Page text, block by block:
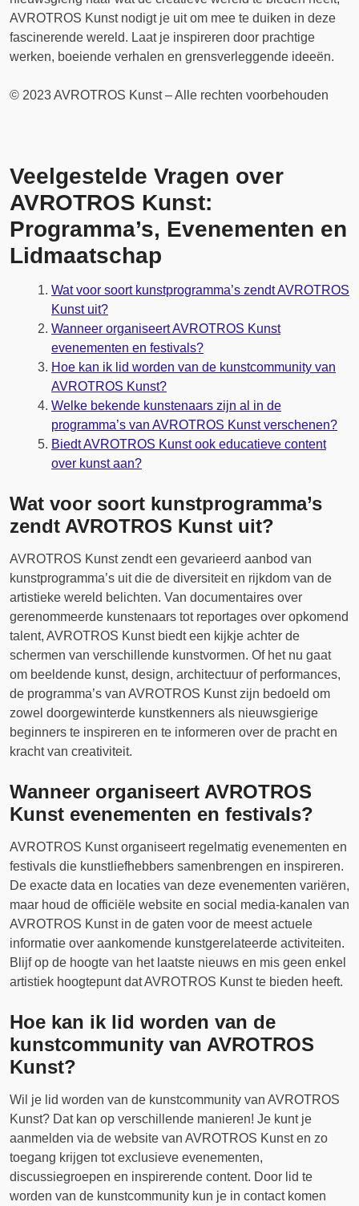
AVROTROS Kunst nodigt je uit om mee te duiken in deze
fascinerende wereld. Laat je inspireren door prachtige
werken, boeiende verhalen en grensverleggende ideeën.
© 2023 AVROTROS Kunst – Alle rechten voorbehouden
Veelgestelde Vragen over
AVROTROS Kunst:
Programma’s, Evenementen en
Lidmaatschap
Wat voor soort kunstprogramma’s zendt AVROTROS
Kunst uit?
Wanneer organiseert AVROTROS Kunst
evenementen en festivals?
Hoe kan ik lid worden van de kunstcommunity van
AVROTROS Kunst?
Welke bekende kunstenaars zijn al in de
programma’s van AVROTROS Kunst verschenen?
Biedt AVROTROS Kunst ook educatieve content
over kunst aan?
Wat voor soort kunstprogramma’s
zendt AVROTROS Kunst uit?
AVROTROS Kunst zendt een gevarieerd aanbod van
kunstprogramma’s uit die de diversiteit en rijkdom van de
artistieke wereld belichten. Van documentaires over
gerenommeerde kunstenaars tot reportages over opkomend
talent, AVROTROS Kunst biedt een kijkje achter de
schermen van verschillende kunstvormen. Of het nu gaat
om beeldende kunst, design, architectuur of performances,
de programma’s van AVROTROS Kunst zijn bedoeld om
zowel doorgewinterde kunstkenners als nieuwsgierige
beginners te inspireren en te informeren over de pracht en
kracht van creativiteit.
Wanneer organiseert AVROTROS
Kunst evenementen en festivals?
AVROTROS Kunst organiseert regelmatig evenementen en
festivals die kunstliefhebbers samenbrengen en inspireren.
De exacte data en locaties van deze evenementen variëren,
maar houd de officiële website en social media-kanalen van
AVROTROS Kunst in de gaten voor de meest actuele
informatie over aankomende kunstgerelateerde activiteiten.
Blijf op de hoogte van het laatste nieuws en mis geen enkel
artistiek hoogtepunt dat AVROTROS Kunst te bieden heeft.
Hoe kan ik lid worden van de
kunstcommunity van AVROTROS
Kunst?
Wil je lid worden van de kunstcommunity van AVROTROS
Kunst? Dat kan op verschillende manieren! Je kunt je
aanmelden via de website van AVROTROS Kunst en zo
toegang krijgen tot exclusieve evenementen,
discussiegroepen en inspirerende content. Door lid te
worden van de kunstcommunity kun je in contact komen